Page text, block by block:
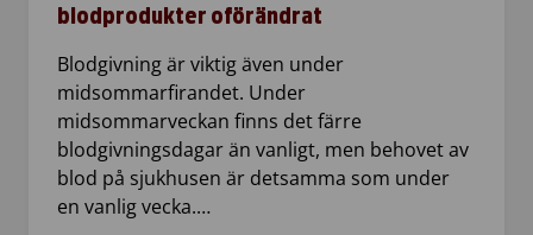
blodprodukter oförändrat
Blodgivning är viktig även under
midsommarfirandet. Under
midsommarveckan finns det färre
blodgivningsdagar än vanligt, men behovet av
blod på sjukhusen är detsamma som under
en vanlig vecka.…